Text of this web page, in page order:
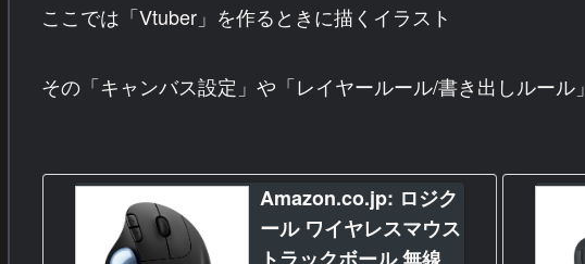
ここでは「Vtuber」を作るときに描くイラスト
その「キャンバス設定」や「レイヤールール/書き出しルール
Amazon.co.jp: ロジク
ール ワイヤレスマウス
トラックボール 無線